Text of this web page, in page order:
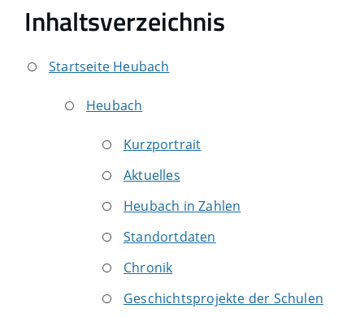
Inhaltsverzeichnis
Startseite Heubach
Heubach
Kurzportrait
Aktuelles
Heubach in Zahlen
Standortdaten
Chronik
Geschichtsprojekte der Schulen